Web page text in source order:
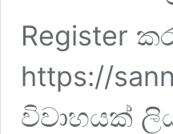
Register
https://
විවාහයක්